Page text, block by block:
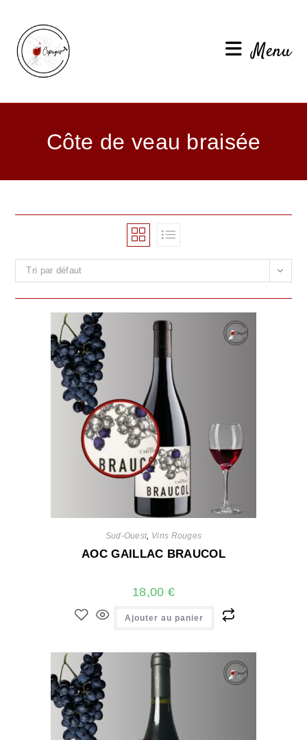
Menu
Côte de veau braisée
Tri par défaut
Sud-Ouest, Vins Rouges
AOC GAILLAC BRAUCOL
18,00 €
Ajouter au panier